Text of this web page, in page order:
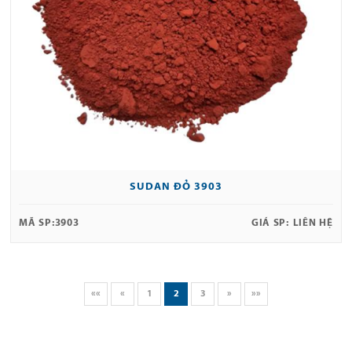
SUDAN ĐỎ 3903
MÃ SP:3903 GIÁ SP: LIÊN HỆ
«« « 1 2 3 » »»